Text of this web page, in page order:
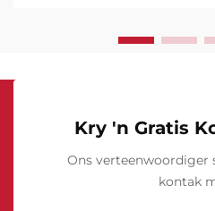
Kry 'n Gratis
Ons verteenwoordiger
kontak